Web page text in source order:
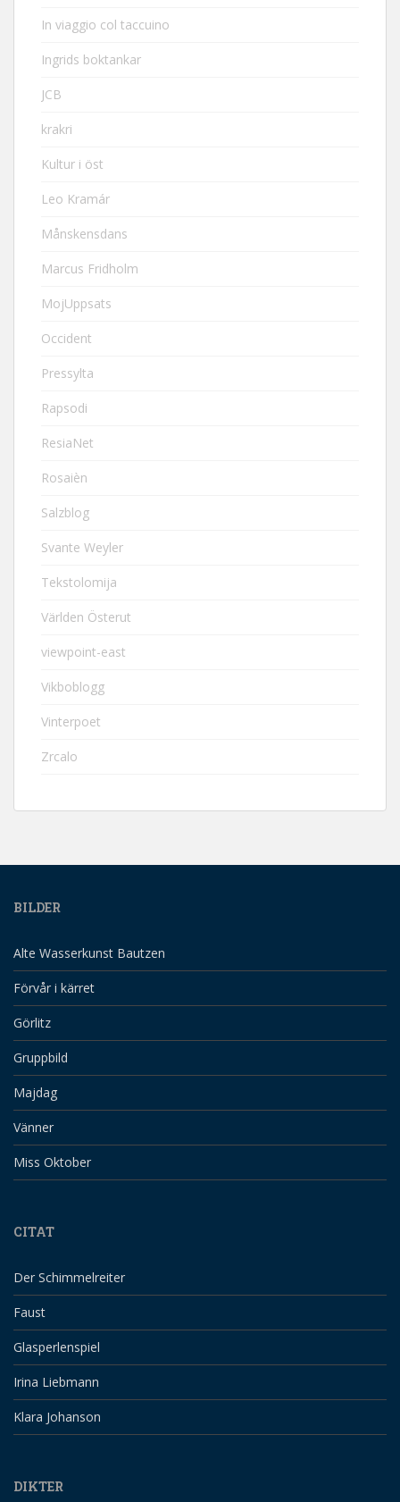
In viaggio col taccuino
Ingrids boktankar
JCB
krakri
Kultur i öst
Leo Kramár
Månskensdans
Marcus Fridholm
MojUppsats
Occident
Pressylta
Rapsodi
ResiaNet
Rosaièn
Salzblog
Svante Weyler
Tekstolomija
Världen Österut
viewpoint-east
Vikboblogg
Vinterpoet
Zrcalo
BILDER
Alte Wasserkunst Bautzen
Förvår i kärret
Görlitz
Gruppbild
Majdag
Vänner
Miss Oktober
CITAT
Der Schimmelreiter
Faust
Glasperlenspiel
Irina Liebmann
Klara Johanson
DIKTER